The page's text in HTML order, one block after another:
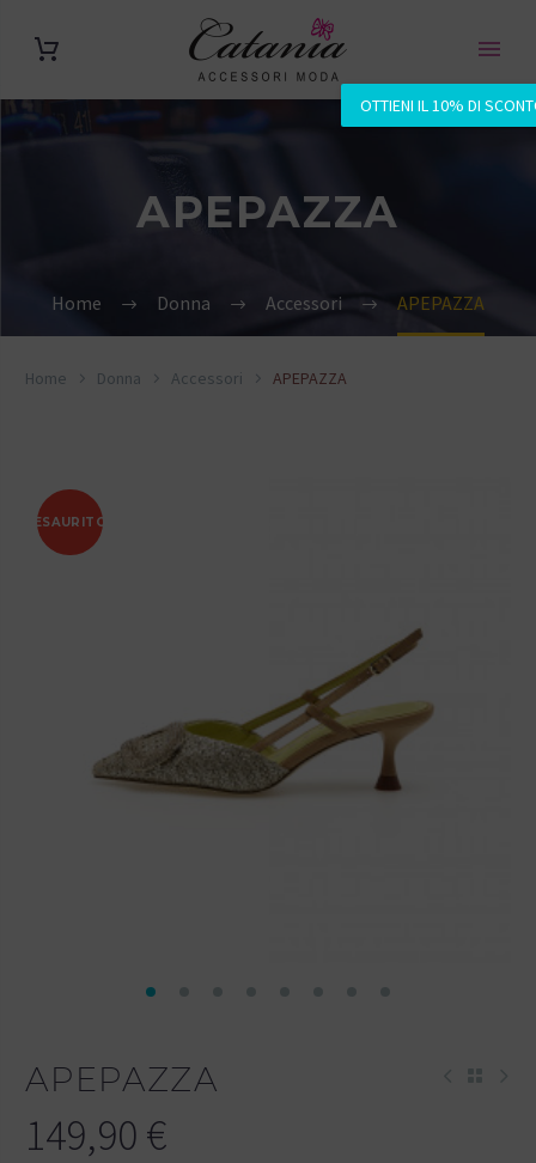
OTTIENI IL 10% DI
APEPAZZA
Home Donna Accessori APEPAZZA
Home Donna Accessori APEPAZZA
ESAURITO
APEPAZZA
149,90 €